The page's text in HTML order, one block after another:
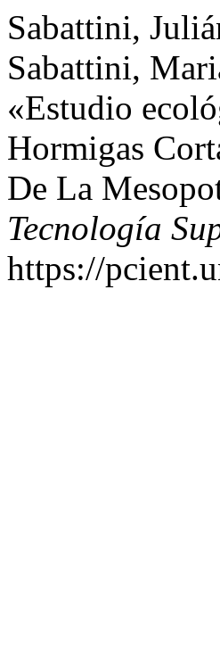
Sabattini,
Sabattini,
«Estudio
Hormigas
De La
Tecnología
https://